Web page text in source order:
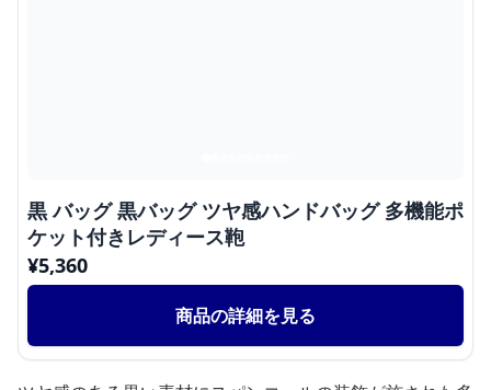
黒 バッグ 黒バッグ ツヤ感ハンドバッグ 多機能ポ
ケット付きレディース鞄
¥5,360
商品の詳細を見る